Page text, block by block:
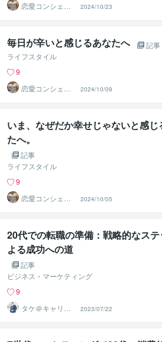
恋愛コンシェル
ジュ ｜ ソウメイ
2024/10/23
毎日が辛いと感じるあなたへ
記事
ライフスタイル
9
恋愛コンシェル
ジュ ｜ ソウメイ
2024/10/09
いま、なぜだか幸せじゃないと感じ
たへ。
記事
ライフスタイル
9
恋愛コンシェル
ジュ ｜ ソウメイ
2024/10/05
20代での転職の準備：戦略的なステ
よる成功への道
記事
ビジネス・マーケティング
9
タケ＠キャリア
コンサル・新規
事業企画
2023/07/22